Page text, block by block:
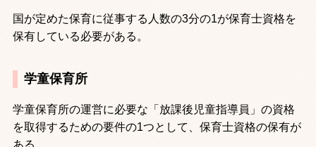
国が定めた保育に従事する人数の3分の1が保育士資格を
保有している必要がある。
学童保育所
学童保育所の運営に必要な「放課後児童指導員」の資格
を取得するための要件の1つとして、保育士資格の保有が